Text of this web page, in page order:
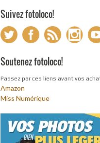
Suivez fotoloco!
Soutenez fotoloco!
Passez par ces liens avant vos
Amazon
Miss Numérique